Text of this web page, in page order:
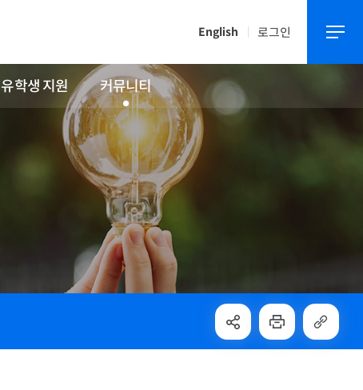
English 로그인
학생 지원 커뮤니티